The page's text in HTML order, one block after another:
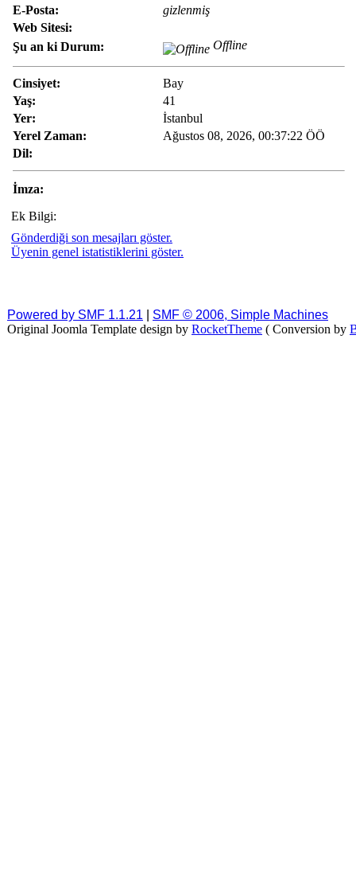
E-Posta:
gizlenmiş
Web Sitesi:
Şu an ki Durum:
Offline
Cinsiyet:
Bay
Yaş:
41
Yer:
İstanbul
Yerel Zaman:
Ağustos 08, 2026, 00:37:22 ÖÖ
Dil:
İmza:
Ek Bilgi:
Gönderdiği son mesajları göster.
Üyenin genel istatistiklerini göster.
Powered by SMF 1.1.21
SMF © 2006, Simple Machines
Original Joomla Template design by RocketTheme ( Conversion by